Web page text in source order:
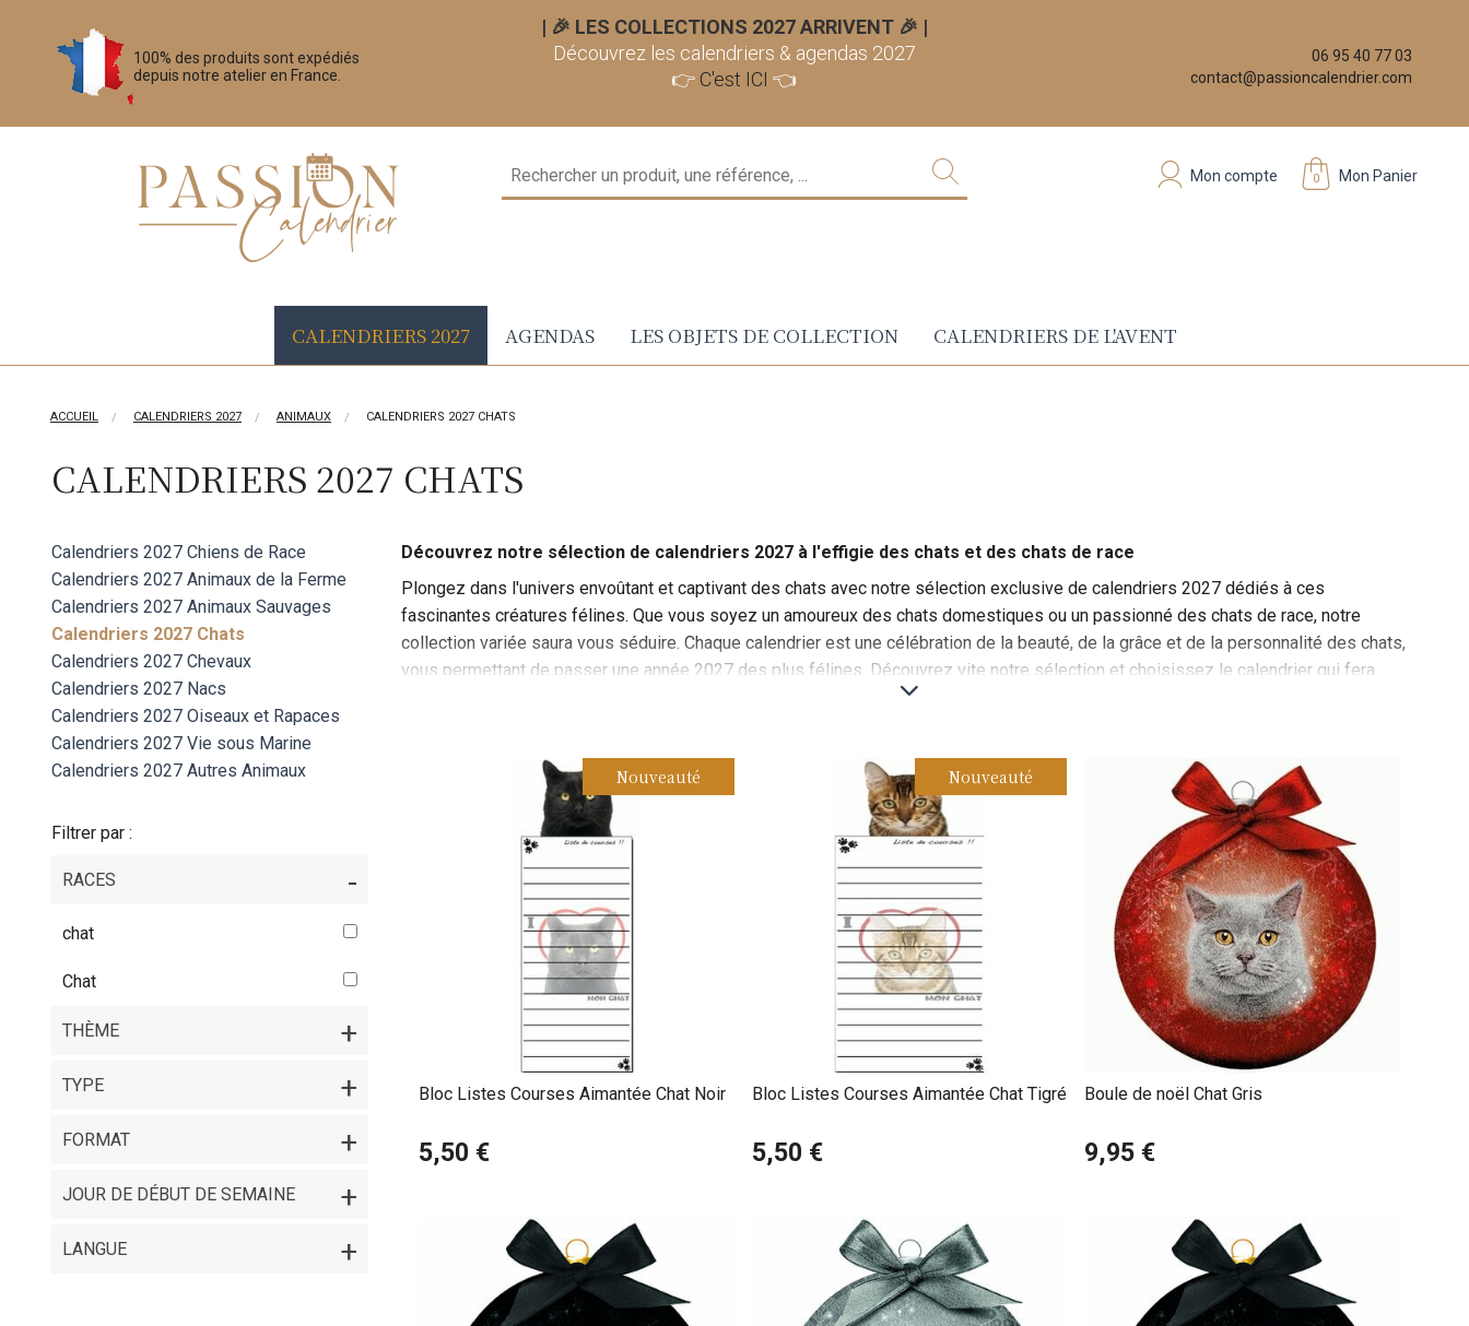
100% des produits sont expédiés
depuis notre atelier en France.
| 🎉 LES COLLECTIONS 2027 ARRIVENT 🎉 |
Découvrez les calendriers & agendas 2027
👉 C'est ICI 👈
06 95 40 77 03
contact@passioncalendrier.com
0 Mon Panier
Mon compte
CALENDRIERS 2027 AGENDAS LES OBJETS DE COLLECTION CALENDRIERS DE L'AVENT
ACCUEIL CALENDRIERS 2027 ANIMAUX CALENDRIERS 2027 CHATS
CALENDRIERS 2027 CHATS
Calendriers 2027 Chiens de Race
Calendriers 2027 Animaux de la Ferme
Calendriers 2027 Animaux Sauvages
Calendriers 2027 Chats
Calendriers 2027 Chevaux
Calendriers 2027 Nacs
Calendriers 2027 Oiseaux et Rapaces
Calendriers 2027 Vie sous Marine
Calendriers 2027 Autres Animaux
Filtrer par :
RACES
chat
Chat
THÈME
TYPE
FORMAT
JOUR DE DÉBUT DE SEMAINE
LANGUE
Découvrez notre sélection de calendriers 2027 à l'effigie des chats et des chats de race
Plongez dans l'univers envoûtant et captivant des chats avec notre sélection exclusive de calendriers 2027 dédiés à ces
fascinantes créatures félines. Que vous soyez un amoureux des chats domestiques ou un passionné des chats de race, notre
collection variée saura vous séduire. Chaque calendrier est une célébration de la beauté, de la grâce et de la personnalité des chats,
vous permettant de passer une année 2027 des plus félines. Découvrez vite notre sélection et choisissez le calendrier qui fera
ces adorables compagnons félines. Que vous soyez charmé par les chats domestiques espiègles ou émerveillé par la splendeur
des chats de race… C’est à vous de choisir votre calendrier pour cette nouvelle année
Nouveauté
Bloc Listes Courses Aimantée Chat Noir
5,50 €
Nouveauté
Bloc Listes Courses Aimantée Chat Tigré
5,50 €
Boule de noël Chat Gris
9,95 €